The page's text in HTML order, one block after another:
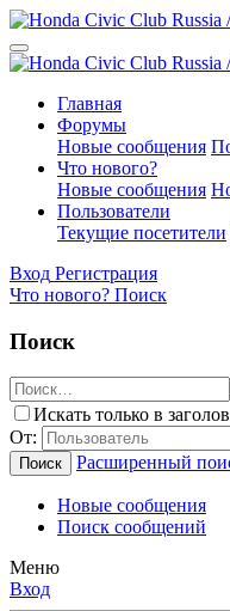
Главная
Форумы
Новые сообщения
Что нового?
Новые сообщения
Пользователи
Текущие посетители
Вход Регистрация
Что нового? Поиск
Поиск
Искать только в
От:
Поиск Расширенный
Новые сообщения
Поиск сообщений
Меню
Вход